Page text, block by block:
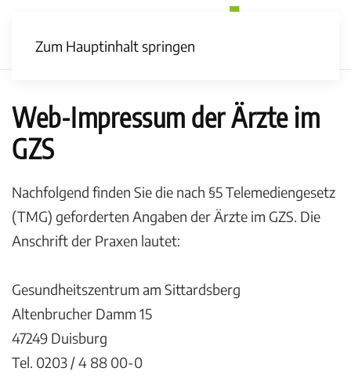
Zum Hauptinhalt springen
Web-Impressum der Ärzte im
GZS
Nachfolgend finden Sie die nach §5 Telemediengesetz
(TMG) geforderten Angaben der Ärzte im GZS. Die
Anschrift der Praxen lautet:
Gesundheitszentrum am Sittardsberg
Altenbrucher Damm 15
47249 Duisburg
Tel. 0203 / 4 88 00-0